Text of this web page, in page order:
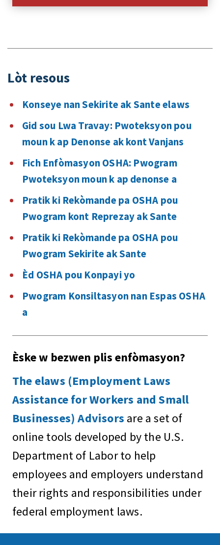
Lòt resous
Konseye nan Sekirite ak Sante elaws
Gid sou Lwa Travay: Pwoteksyon pou
moun k ap Denonse ak kont Vanjans
Fich Enfòmasyon OSHA: Pwogram
Pwoteksyon moun k ap denonse a
Pratik ki Rekòmande pa OSHA pou
Pwogram kont Reprezay ak Sante
Pratik ki Rekòmande pa OSHA pou
Pwogram Sekirite ak Sante
Èd OSHA pou Konpayi yo
Pwogram Konsiltasyon nan Espas OSHA
a
Èske w bezwen plis enfòmasyon?
The elaws (Employment Laws
Assistance for Workers and Small
Businesses) Advisors are a set of
online tools developed by the U.S.
Department of Labor to help
employees and employers understand
their rights and responsibilities under
federal employment laws.